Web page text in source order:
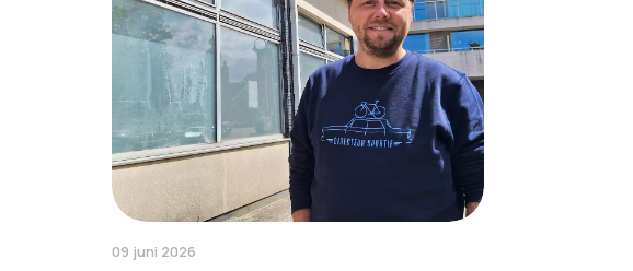
09 juni 2026